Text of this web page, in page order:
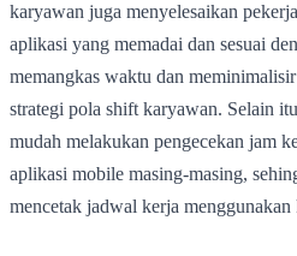
karyawan juga menyelesaikan
aplikasi yang memadai dan sesuai
memangkas waktu dan
strategi pola shift karyawan. Selain
mudah melakukan pengecekan jam
aplikasi mobile masing-masing,
mencetak jadwal kerja menggunakan